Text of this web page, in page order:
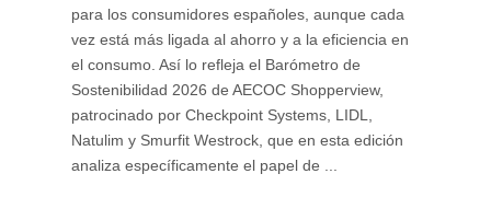
para los consumidores españoles, aunque cada
vez está más ligada al ahorro y a la eficiencia en
el consumo. Así lo refleja el Barómetro de
Sostenibilidad 2026 de AECOC Shopperview,
patrocinado por Checkpoint Systems, LIDL,
Natulim y Smurfit Westrock, que en esta edición
analiza específicamente el papel de ...